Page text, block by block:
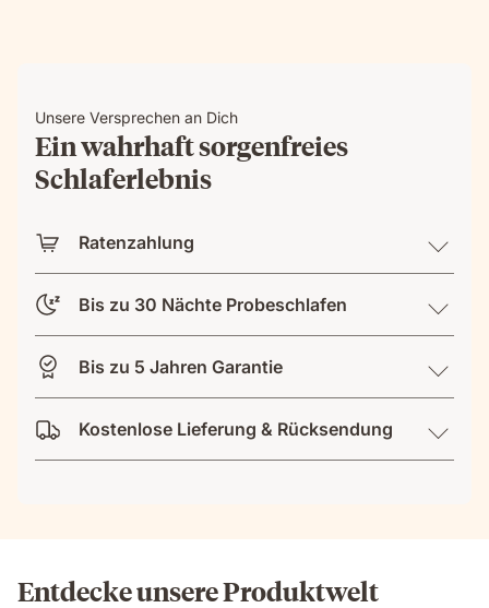
Unsere Versprechen an Dich
Ein wahrhaft sorgenfreies
Schlaferlebnis
Ratenzahlung
Bis zu 30 Nächte Probeschlafen
Bis zu 5 Jahren Garantie
Kostenlose Lieferung & Rücksendung
Entdecke unsere Produktwelt